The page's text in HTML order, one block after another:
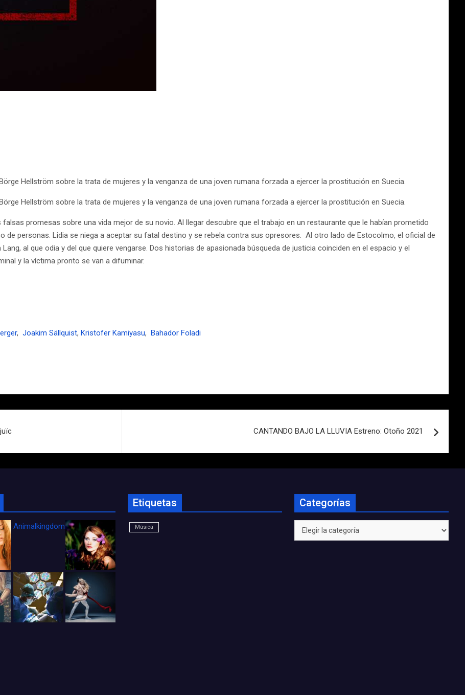
Hellström sobre la trata de mujeres y la venganza de una joven rumana forzada a ejercer la prostitución en Suecia.
Hellström sobre la trata de mujeres y la venganza de una joven rumana forzada a ejercer la prostitución en Suecia.
promesas sobre una vida mejor de su novio. Al llegar descubre que el trabajo en un restaurante que le habían prometido
de personas. Lidia se niega a aceptar su fatal destino y se rebela contra sus opresores. Al otro lado de Estocolmo, el oficial de
al que odia y del que quiere vengarse. Dos historias de apasionada búsqueda de justicia coinciden en el espacio y el
y la víctima pronto se van a difuminar.
, Joakim Sällquist, Kristofer Kamiyasu, Bahador Foladi
CANTANDO BAJO LA LLUVIA Estreno: Otoño 2021
Animalkingdom_FichaCine
Etiquetas
Música
Categorías
Categorías